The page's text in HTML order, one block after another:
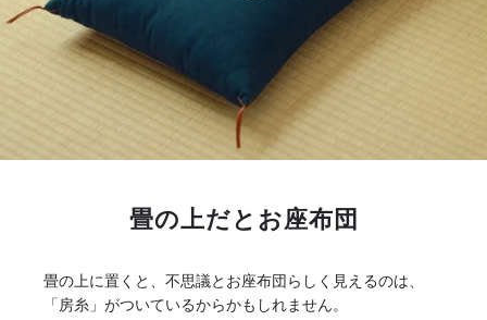
畳の上だとお座布団
畳の上に置くと、不思議とお座布団らしく見えるのは、
「房糸」がついているからかもしれません。